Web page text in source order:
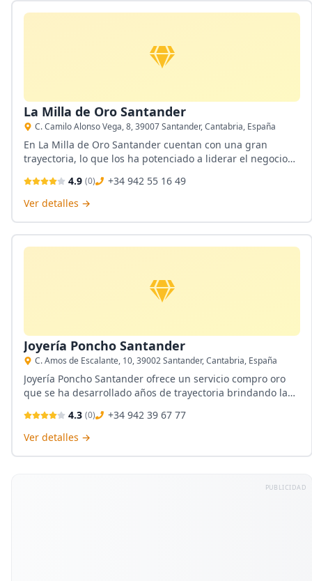
La Milla de Oro Santander
C. Camilo Alonso Vega, 8, 39007 Santander, Cantabria, España
En La Milla de Oro Santander cuentan con una gran
trayectoria, lo que los ha potenciado a liderar el negocio
plata, adquirir diversas monedas de oro y plata, así como
lingotes de inversión.
4.9 (0)
+34 942 55 16 49
Ver detalles →
Joyería Poncho Santander
C. Amos de Escalante, 10, 39002 Santander, Cantabria, España
Joyería Poncho Santander ofrece un servicio compro oro
que se ha desarrollado años de trayectoria brindando la
este local, puede vender cualquier joyería de oro o
adquirir a una pieza elegante de su colección de joyería
4.3 (0)
+34 942 39 67 77
Ver detalles →
PUBLICIDAD